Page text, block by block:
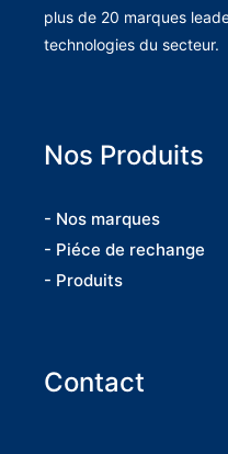
plus de 20 marques
technologies du secteur.
Nos Produits
- Nos marques
- Piéce de rechange
- Produits
Contact